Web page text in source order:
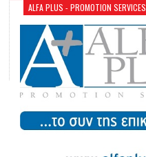
ALFA PLUS - PROMOTION SERVICES